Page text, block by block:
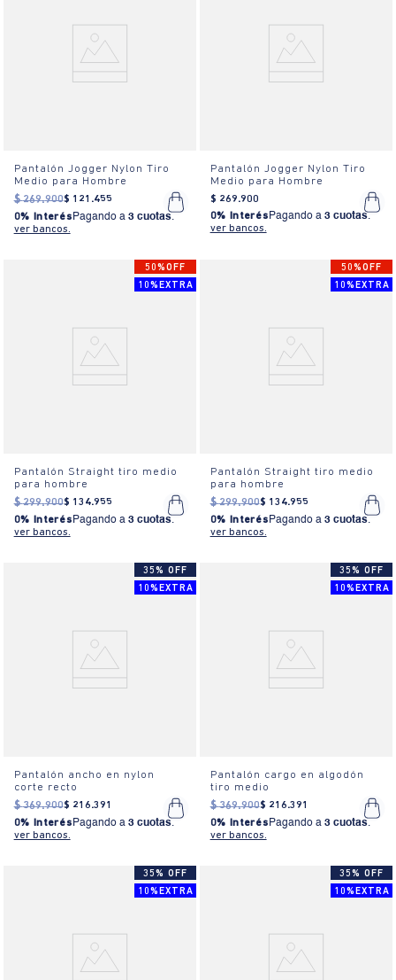
Pantalón Jogger Nylon Tiro
Medio para Hombre
$ 269.900$ 121 .455
0% Interés Pagando a 3 cuotas.
ver bancos.
Pantalón Jogger Nylon Tiro
Medio para Hombre
$ 269.900
0% Interés Pagando a 3 cuotas.
ver bancos.
50%OFF
10%EXTRA
Pantalón Straight tiro medio
para hombre
$ 299.900$ 134.955
0% Interés Pagando a 3 cuotas.
ver bancos.
50%OFF
10%EXTRA
Pantalón Straight tiro medio
para hombre
$ 299.900$ 134.955
0% Interés Pagando a 3 cuotas.
ver bancos.
35% OFF
10%EXTRA
Pantalón ancho en nylon
corte recto
$ 369.900$ 216.391
0% Interés Pagando a 3 cuotas.
ver bancos.
35% OFF
10%EXTRA
Pantalón cargo en algodón
tiro medio
$ 369.900$ 216.391
0% Interés Pagando a 3 cuotas.
ver bancos.
35% OFF
10%EXTRA
35% OFF
10%EXTRA